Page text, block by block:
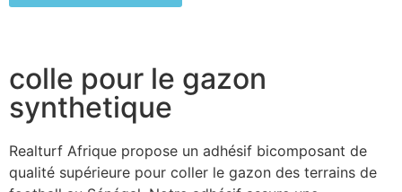
colle pour le gazon
synthetique
Realturf Afrique propose un adhésif bicomposant de
qualité supérieure pour coller le gazon des terrains de